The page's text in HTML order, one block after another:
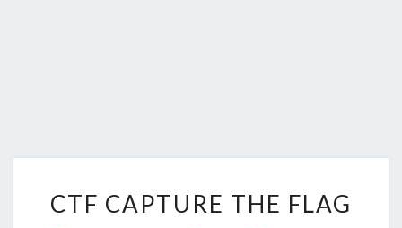
CAPTURE
CTF CAPTURE THE FLAG